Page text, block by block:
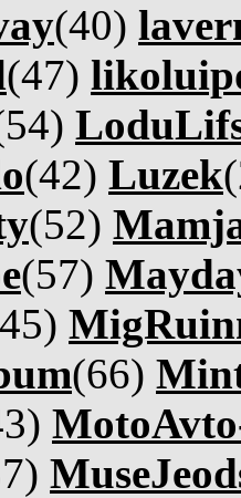
(40)
(47)
(42) Luzek
(52)
(57)
(66)